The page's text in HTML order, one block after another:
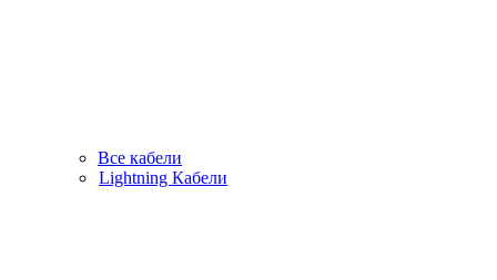
Все кабели
Lightning Кабели